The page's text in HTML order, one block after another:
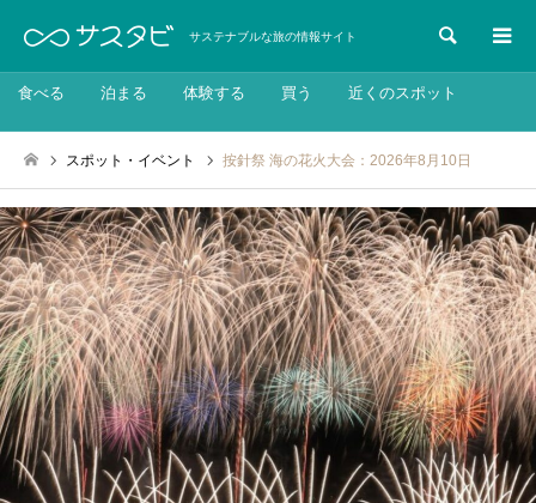
サステナブルな旅の情報サイト 検索
食べる 泊まる 体験する 買う 近くのスポット
スポット・イベント 按針祭 海の花火大会：2026年8月10日